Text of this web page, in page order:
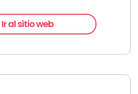
Ir al sitio web